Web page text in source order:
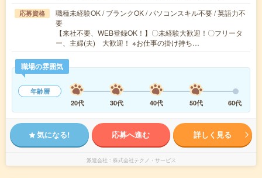
応募資格
職種未経験OK / ブランクOK / パソコンスキル不要 / 英語力不
要
【来社不要、WEB登録OK！】〇未経験大歓迎！〇フリータ
ー、主婦(夫) 大歓迎！ ※お仕事の掛け持ち…
職場の雰囲気
年齢層
20代
30代 40代 50代 60代
気になる! 応募へ進む 詳しく見る
派遣会社 株式会社テクノ・サービス